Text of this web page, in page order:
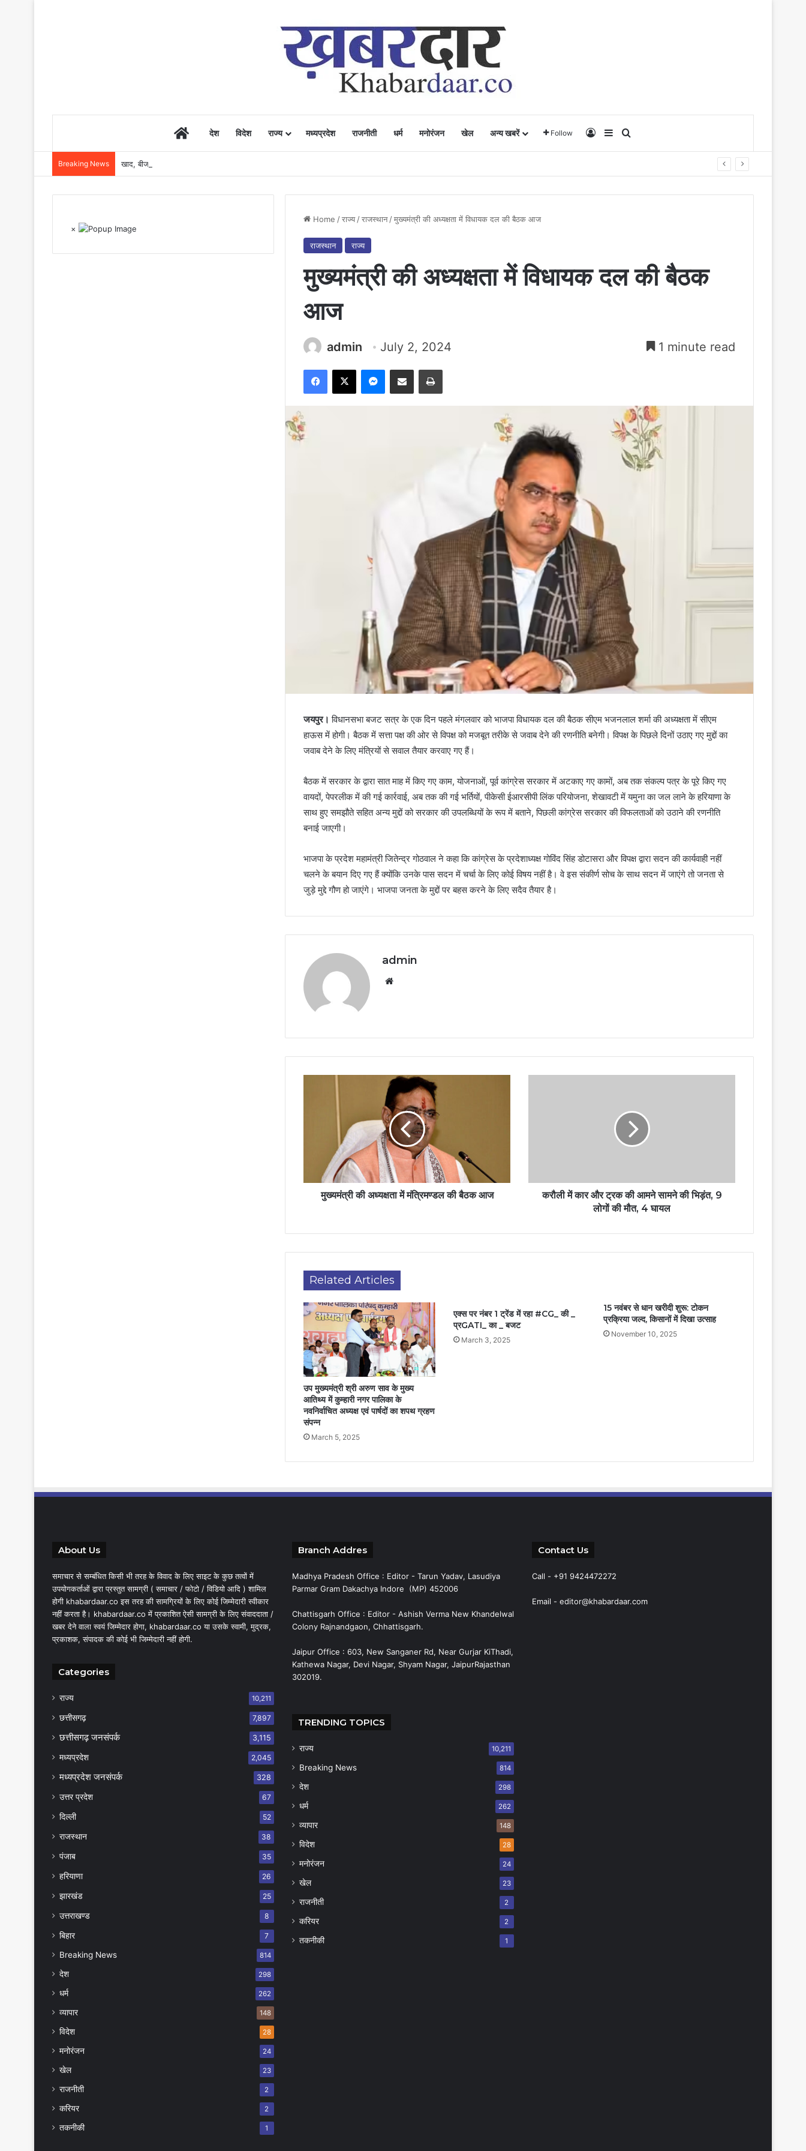
Homeदेश विदेश राज्य मध्यप्रदेश राजनीती धर्म मनोरंजन खेल अन्य खबरें Follow Log InSidebar
Breaking News खाद, बीज और उर्वरकों की समय पर उपलब्धता से किसानों में उत्साह, नैनो डीएपी और नैनो यूरिया बने किसानों के भरोसेमंद कृषि साथी…..
Home /राज्य /राजस्थान /मुख्यमंत्री की अध्यक्षता में विधायक दल की बैठक आज
राजस्थान राज्य
मुख्यमंत्री की अध्यक्षता में विधायक दल की बैठक
आज
admin July 2, 2024 1 minute read
Facebook
X Messenger
Share via Email Print
जयपुर। विधानसभा बजट सत्र के एक दिन पहले मंगलवार को भाजपा विधायक दल की बैठक सीएम भजनलाल शर्मा की अध्यक्षता में सीएम
हाऊस में होगी। बैठक में सत्ता पक्ष की ओर से विपक्ष को मजबूत तरीके से जवाब देने की रणनीति बनेगी। विपक्ष के पिछले दिनों उठाए गए मुद्दों का
जवाब देने के लिए मंत्रियों से सवाल तैयार करवाए गए हैं।
बैठक में सरकार के द्वारा सात माह में किए गए काम, योजनाओं, पूर्व कांग्रेस सरकार में अटकाए गए कामों, अब तक संकल्प पत्र के पूरे किए गए
वायदों, पेपरलीक में की गई कार्रवाई, अब तक की गई भर्तियों, पीकेसी ईआरसीपी लिंक परियोजना, शेखावटी में यमुना का जल लाने के हरियाणा के
साथ हुए समझौते सहित अन्य मुद्दों को सरकार की उपलब्धियों के रूप में बताने, पिछली कांग्रेस सरकार की विफलताओं को उठाने की रणनीति
बनाई जाएगी।
भाजपा के प्रदेश महामंत्री जितेन्द्र गोठवाल ने कहा कि कांग्रेस के प्रदेशाध्यक्ष गोविंद सिंह डोटासरा और विपक्ष द्वारा सदन की कार्यवाही नहीं
चलने के बयान दिए गए हैं क्योंकि उनके पास सदन में चर्चा के लिए कोई विषय नहीं है। वे इस संकीर्ण सोच के साथ सदन में जाएंगे तो जनता से
जुड़े मुद्दे गौण हो जाएंगे। भाजपा जनता के मुद्दों पर बहस करने के लिए सदैव तैयार है।
admin
मुख्यमंत्री की अध्यक्षता में मंत्रिमण्डल की बैठक आज
करौली में कार और ट्रक की आमने सामने की भिड़ंत, 9
लोगों की मौत, 4 घायल
Related Articles
उप मुख्यमंत्री श्री अरुण साव के मुख्य
आतिथ्य में कुम्हारी नगर पालिका के
नवनिर्वाचित अध्यक्ष एवं पार्षदों का शपथ ग्रहण
संपन्न
March 5, 2025
एक्स पर नंबर 1 ट्रेंड में रहा #CG_ की _
प्रGATI_ का _ बजट
March 3, 2025
15 नवंबर से धान खरीदी शुरू: टोकन
प्रक्रिया जल्द, किसानों में दिखा उत्साह
November 10, 2025
×
About Us
समाचार से सम्बंधित किसी भी तरह के विवाद के लिए साइट के कुछ तत्वों में
उपयोगकर्ताओं द्वारा प्रस्तुत सामग्री ( समाचार / फोटो / विडियो आदि ) शामिल
होगी khabardaar.co इस तरह की सामग्रियों के लिए कोई जिम्मेदारी स्वीकार
नहीं करता है। khabardaar.co में प्रकाशित ऐसी सामग्री के लिए संवाददाता /
खबर देने वाला स्वयं जिम्मेदार होगा, khabardaar.co या उसके स्वामी, मुद्रक,
प्रकाशक, संपादक की कोई भी जिम्मेदारी नहीं होगी.
Categories
राज्य 10,211
छत्तीसगढ़ 7,897
छत्तीसगढ़ जनसंपर्क 3,115
मध्यप्रदेश 2,045
मध्यप्रदेश जनसंपर्क 328
उत्तर प्रदेश 67
दिल्ली 52
राजस्थान 38
पंजाब 35
हरियाणा 26
झारखंड 25
उत्तराखण्ड 8
बिहार 7
Breaking News 814
देश 298
धर्म 262
व्यापार 148
विदेश 28
मनोरंजन 24
खेल 23
राजनीती 2
करियर 2
तकनीकी 1
Branch Addres
Madhya Pradesh Office : Editor - Tarun Yadav, Lasudiya
Parmar Gram Dakachya Indore (MP) 452006
Chattisgarh Office : Editor - Ashish Verma New Khandelwal
Colony Rajnandgaon, Chhattisgarh.
Jaipur Office : 603, New Sanganer Rd, Near Gurjar KiThadi,
Kathewa Nagar, Devi Nagar, Shyam Nagar, JaipurRajasthan
302019.
TRENDING TOPICS
राज्य 10,211
Breaking News 814
देश 298
धर्म 262
व्यापार 148
विदेश 28
मनोरंजन 24
खेल 23
राजनीती 2
करियर 2
तकनीकी 1
Contact Us
Call - +91 9424472272
Email - editor@khabardaar.com